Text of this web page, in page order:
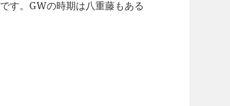
す。GWの時期は八重藤もある